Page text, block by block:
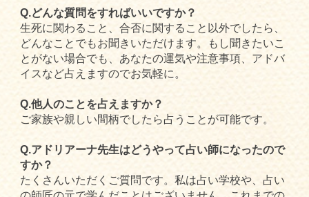
Q.どんな質問をすればいいですか？
生死に関わること、合否に関すること以外でしたら、
どんなことでもお聞きいただけます。もし聞きたいこ
とがない場合でも、あなたの運気や注意事項、アドバ
イスなど占えますのでお気軽に。
Q.他人のことを占えますか？
ご家族や親しい間柄でしたら占うことが可能です。
Q.アドリアーナ先生はどうやって占い師になったので
すか？
たくさんいただくご質問です。私は占い学校や、占い